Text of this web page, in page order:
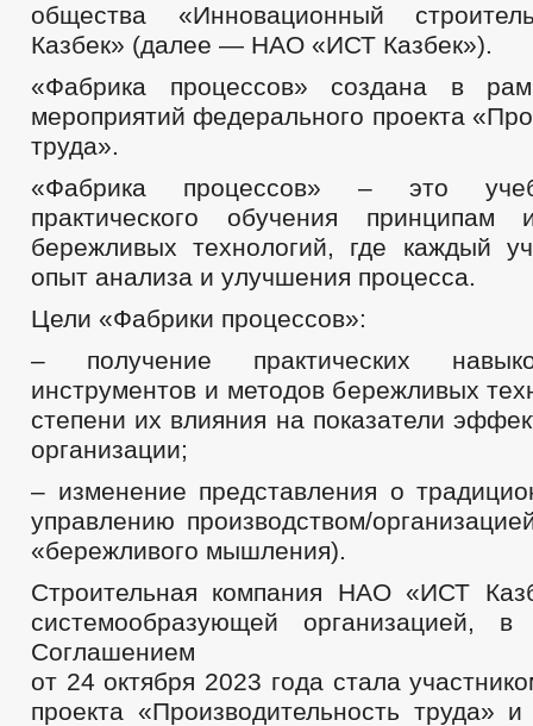
общества «Инновационный
Казбек» (далее — НАО «ИСТ Казбек»).
«Фабрика процессов» создана в
мероприятий федерального проекта
труда».
«Фабрика процессов» – это
практического обучения принципам
бережливых технологий, где каждый
опыт анализа и улучшения процесса.
Цели «Фабрики процессов»:
– получение практических
инструментов и методов бережливых
степени их влияния на показатели
организации;
– изменение представления о
управлению производством/
«бережливого мышления).
Строительная компания НАО «ИСТ
системообразующей организацией, в
Соглашением
от 24 октября 2023 года стала
проекта «Производительность труда»